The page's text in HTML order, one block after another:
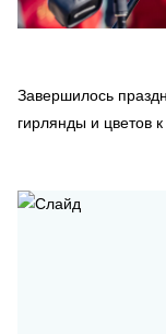
Завершилось
гирлянды и цветов